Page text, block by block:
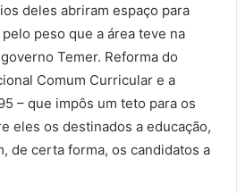
deles abriram espaço para
peso que a área teve na
Temer. Reforma do
Comum Curricular e a
– que impôs um teto para os
eles os destinados a educação,
de certa forma, os candidatos a